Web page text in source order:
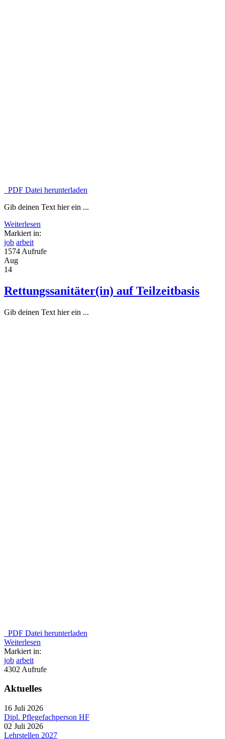
PDF Datei herunterladen
Gib deinen Text hier ein ...
Weiterlesen
Markiert in:
job arbeit
1574 Aufrufe
Aug
14
Rettungssanitäter(in) auf Teilzeitbasis
Gib deinen Text hier ein ...
PDF Datei herunterladen
Weiterlesen
Markiert in:
job arbeit
4302 Aufrufe
Aktuelles
16 Juli 2026
Dipl. Pflegefachperson HF
02 Juli 2026
Lehrstellen 2027